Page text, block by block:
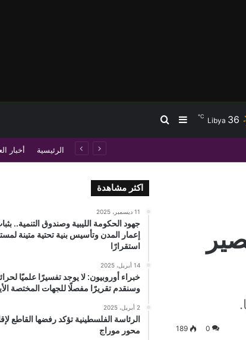
Libya 36
℃ إضافة عمود جانبي
بحث عن
الرئيسية أخبار
0
189
اكثر مشاهدة
11 ديسمبر، 2025
جهود الحكومة الليبية وصندوق التنمية..
إعمار المدن وتأسيس بنية تحتية متينة
استقرارًا
14 أبريل، 2025
خبراء أوروبيون: لا يوجد تفسيرًا علميًا
وسنقدم تقريرًا مفصلًا للجهات المختصة
2 أبريل، 2025
الرئاسة الفلسطينية تؤكد رفضها القاطع
محور موراج